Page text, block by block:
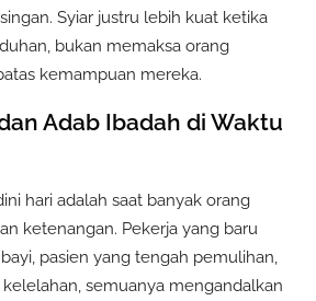
Syiar justru lebih kuat ketika
bukan memaksa orang
kemampuan mereka.
Adab Ibadah di Waktu
hari adalah saat banyak orang
ketenangan. Pekerja yang baru
pasien yang tengah pemulihan,
semuanya mengandalkan